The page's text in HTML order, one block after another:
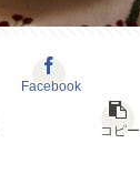
Facebook
コピー